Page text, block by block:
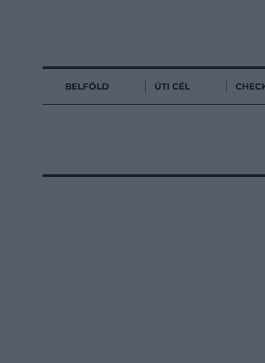
BELFÖLD ÚTI CÉL